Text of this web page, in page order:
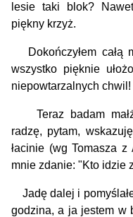
lesie taki blok?
piękny krzyż.
Dokończyłem całą
wszystko pięknie
niepowtarzalnych
Teraz badam
radzę, pytam,
łacinie (wg Tomasza
mnie zdanie: "Kto idzie
Jadę dalej i
godzina, a ja jestem w